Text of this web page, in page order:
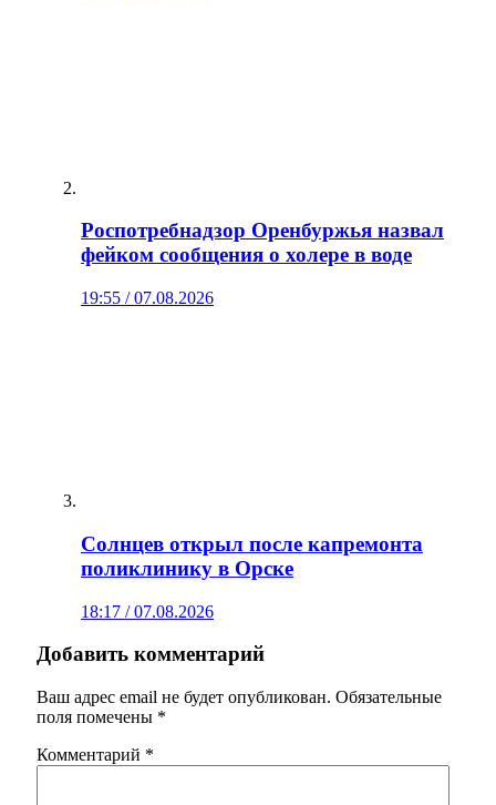
Роспотребнадзор Оренбуржья назвал
фейком сообщения о холере в воде
19:55 / 07.08.2026
Солнцев открыл после капремонта
поликлинику в Орске
18:17 / 07.08.2026
Добавить комментарий
Ваш адрес email не будет опубликован. Обязательные
поля помечены *
Комментарий *